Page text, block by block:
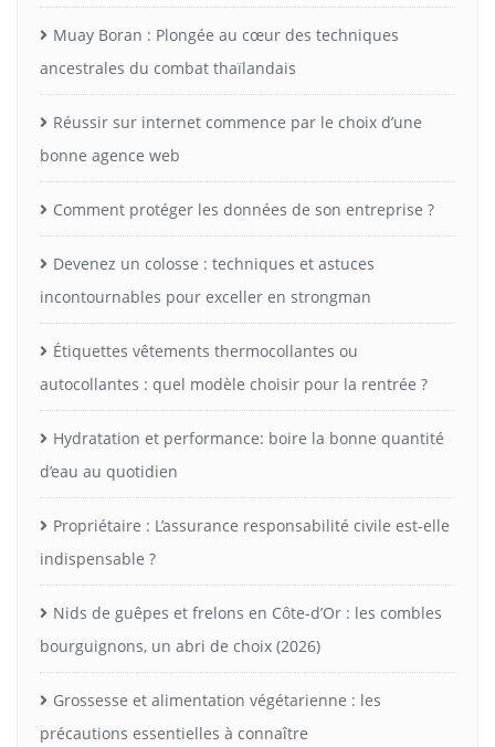
Muay Boran : Plongée au cœur des techniques
ancestrales du combat thaïlandais
Réussir sur internet commence par le choix d’une
bonne agence web
Comment protéger les données de son entreprise ?
Devenez un colosse : techniques et astuces
incontournables pour exceller en strongman
Étiquettes vêtements thermocollantes ou
autocollantes : quel modèle choisir pour la rentrée ?
Hydratation et performance: boire la bonne quantité
d’eau au quotidien
Propriétaire : L’assurance responsabilité civile est-elle
indispensable ?
Nids de guêpes et frelons en Côte-d’Or : les combles
bourguignons, un abri de choix (2026)
Grossesse et alimentation végétarienne : les
précautions essentielles à connaître